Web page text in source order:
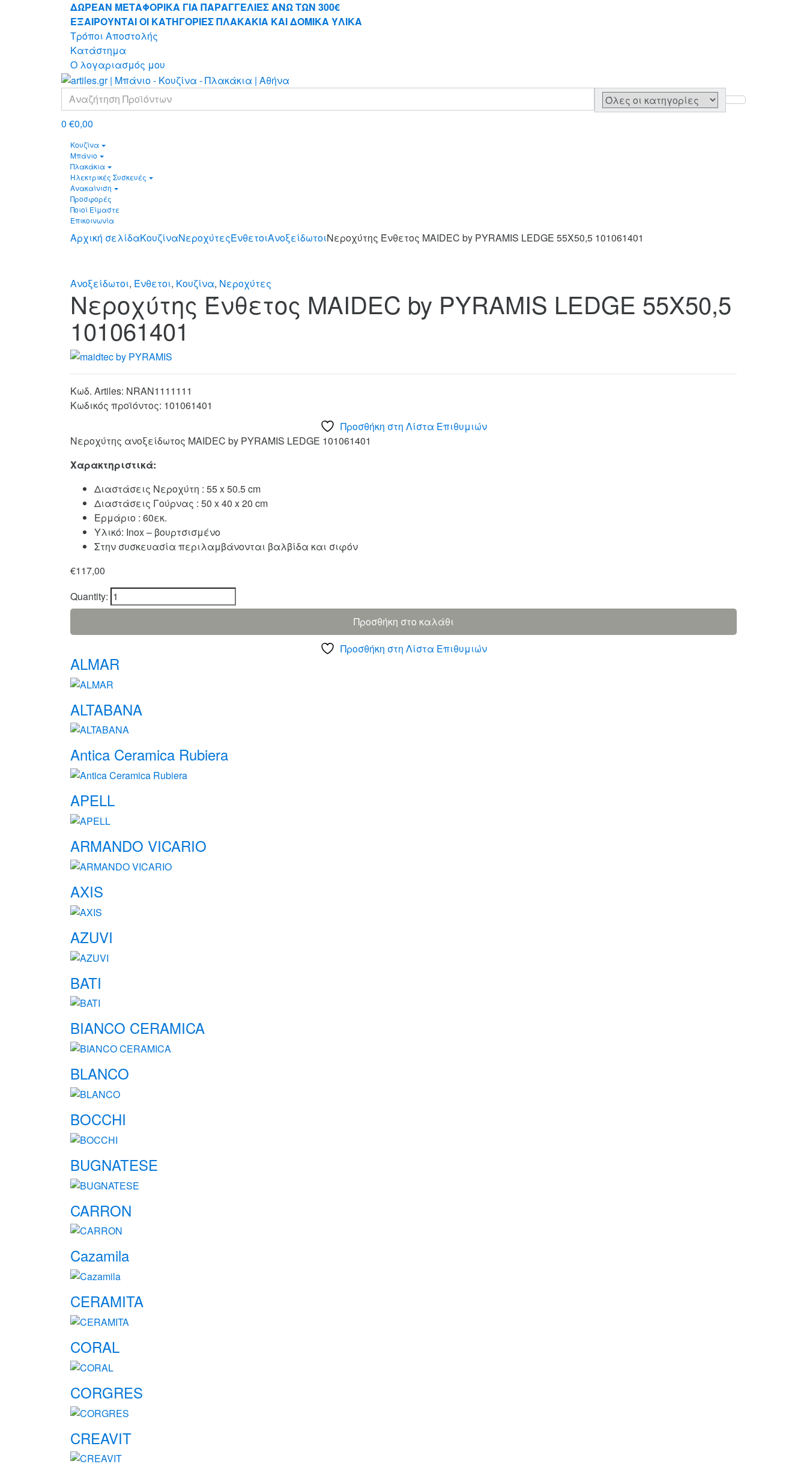
ΔΩΡΕΑΝ ΜΕΤΑΦΟΡΙΚΑ ΓΙΑ ΠΑΡΑΓΓΕΛΙΕΣ ΑΝΩ ΤΩΝ 300€
ΕΞΑΙΡΟΥΝΤΑΙ ΟΙ ΚΑΤΗΓΟΡΙΕΣ ΠΛΑΚΑΚΙΑ ΚΑΙ ΔΟΜΙΚΑ ΥΛΙΚΑ
Τρόποι Αποστολής
Κατάστημα
Ο λογαριασμός μου
Search
for:
0 €0,00
Κουζίνα
Μπάνιο
Πλακάκια
Ηλεκτρικές Συσκευές
Ανακαίνιση
Προσφορές
Ποιοί Είμαστε
Επικοινωνία
Αρχική σελίδαΚουζίναΝεροχύτεςΈνθετοιΑνοξείδωτοιΝεροχύτης Ένθετος MAIDEC by PYRAMIS LEDGE 55X50,5 101061401
Ανοξείδωτοι, Ένθετοι, Κουζίνα, Νεροχύτες
Νεροχύτης Ένθετος MAIDEC by PYRAMIS LEDGE 55X50,5
101061401
Κωδ. Artiles: NRAN1111111
Κωδικός προϊόντος: 101061401
Προσθήκη στη Λίστα Επιθυμιών
Νεροχύτης ανοξείδωτος MAIDEC by PYRAMIS LEDGE 101061401
Χαρακτηριστικά:
Διαστάσεις Νεροχύτη : 55 x 50.5 cm
Διαστάσεις Γούρνας : 50 x 40 x 20 cm
Ερμάριο : 60εκ.
Υλικό: Inox – βουρτσισμένο
Στην συσκευασία περιλαμβάνονται βαλβίδα και σιφόν
€117,00
Quantity:
Προσθήκη στο καλάθι
Προσθήκη στη Λίστα Επιθυμιών
Carousel
ALMAR
ALTABANA
Antica Ceramica Rubiera
APELL
ARMANDO VICARIO
AXIS
AZUVI
BATI
BIANCO CERAMICA
BLANCO
BOCCHI
BUGNATESE
CARRON
Cazamila
CERAMITA
CORAL
CORGRES
CREAVIT